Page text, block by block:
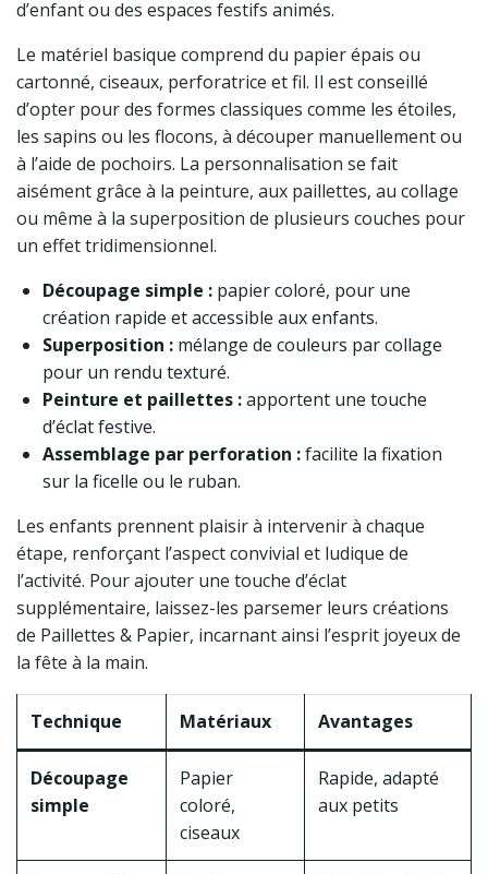
d’enfant ou des espaces festifs animés.
Le matériel basique comprend du papier épais ou
cartonné, ciseaux, perforatrice et fil. Il est conseillé
d’opter pour des formes classiques comme les étoiles,
les sapins ou les flocons, à découper manuellement ou
à l’aide de pochoirs. La personnalisation se fait
aisément grâce à la peinture, aux paillettes, au collage
ou même à la superposition de plusieurs couches pour
un effet tridimensionnel.
Découpage simple : papier coloré, pour une
création rapide et accessible aux enfants.
Superposition : mélange de couleurs par collage
pour un rendu texturé.
Peinture et paillettes :apportent une touche
d’éclat festive.
Assemblage par perforation :facilite la fixation
sur la ficelle ou le ruban.
Les enfants prennent plaisir à intervenir à chaque
étape, renforçant l’aspect convivial et ludique de
l’activité. Pour ajouter une touche d’éclat
supplémentaire, laissez-les parsemer leurs créations
de Paillettes & Papier, incarnant ainsi l’esprit joyeux de
la fête à la main.
Technique Matériaux Avantages
Découpage
simple
Papier
coloré,
ciseaux
Rapide, adapté
aux petits